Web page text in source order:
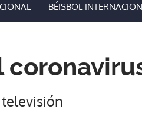
BÉISBOL